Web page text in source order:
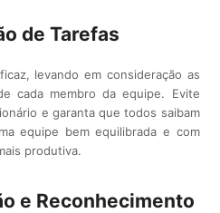
de Tarefas
levando em consideração as
cada membro da equipe. Evite
e garanta que todos saibam
equipe bem equilibrada e com
produtiva.
e Reconhecimento